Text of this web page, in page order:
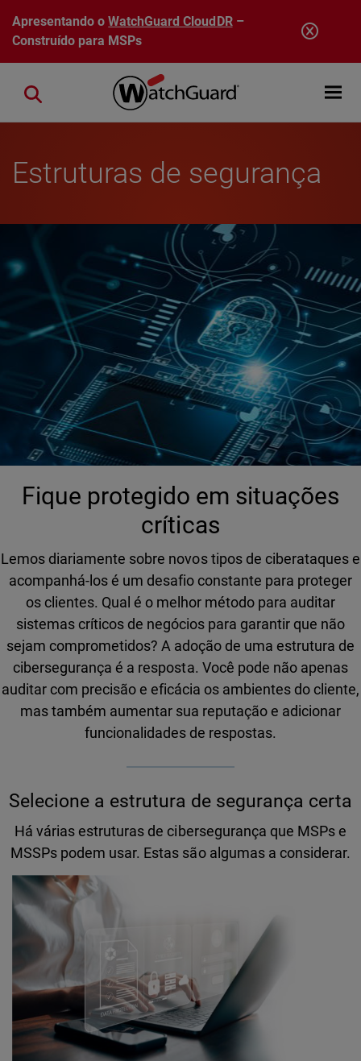
Pular para o conteúdo principal
Apresentando oWatchGuard CloudDR–
Construído para MSPs
Open
Close search
Estruturas de segurança
Fique protegido em situações
críticas
Lemos diariamente sobre novos tipos de ciberataques e
acompanhá-los é um desafio constante para proteger
os clientes. Qual é o melhor método para auditar
sistemas críticos de negócios para garantir que não
sejam comprometidos? A adoção de uma estrutura de
cibersegurança é a resposta. Você pode não apenas
auditar com precisão e eficácia os ambientes do cliente,
mas também aumentar sua reputação e adicionar
funcionalidades de respostas.
Selecione a estrutura de segurança certa
Há várias estruturas de cibersegurança que MSPs e
MSSPs podem usar. Estas são algumas a considerar.